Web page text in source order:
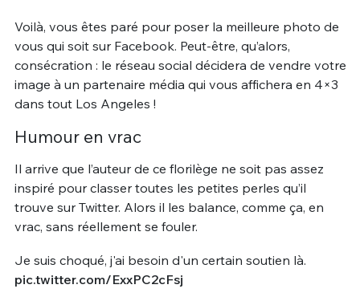
Voilà, vous êtes paré pour poser la meilleure photo de
vous qui soit sur Facebook. Peut-être, qu’alors,
consécration : le réseau social décidera de vendre votre
image à un partenaire média qui vous affichera en 4×3
dans tout Los Angeles !
Humour en vrac
Il arrive que l’auteur de ce florilège ne soit pas assez
inspiré pour classer toutes les petites perles qu’il
trouve sur Twitter. Alors il les balance, comme ça, en
vrac, sans réellement se fouler.
Je suis choqué, j'ai besoin d'un certain soutien là.
pic.twitter.com/ExxPC2cFsj